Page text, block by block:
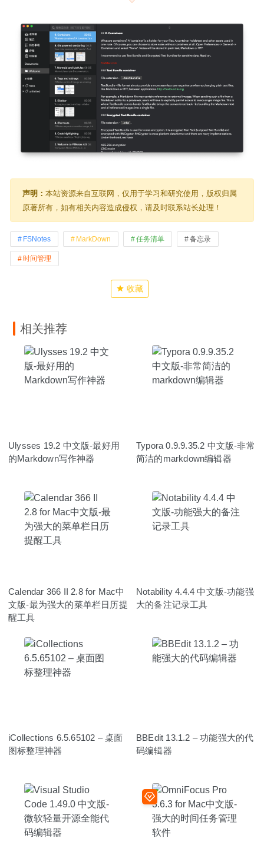
声明： 本站资源来自互联网，仅用于学习和研究使用，版权归属
原著所有，如有相关内容造成侵权，请及时联系站长处理！
FSNotes MarkDown 任务清单 备忘录
时间管理
收藏
相关推荐
Ulysses 19.2 中文版-最好用
的Markdown写作神器
Typora 0.9.9.35.2 中文版-非常
简洁的markdown编辑器
Calendar 366 II 2.8 for Mac中
文版-最为强大的菜单栏日历提
醒工具
Notability 4.4.4 中文版-功能强
大的备注记录工具
iCollections 6.5.65102 – 桌面
图标整理神器
BBEdit 13.1.2 – 功能强大的代
码编辑器